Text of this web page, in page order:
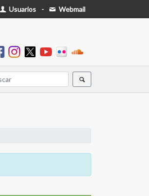
Usuarios - Webmail